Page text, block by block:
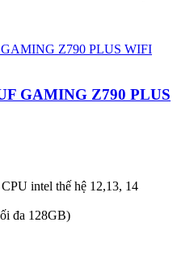
GAMING Z790 PLUS
intel thế hệ 12,13, 14
đa 128GB)